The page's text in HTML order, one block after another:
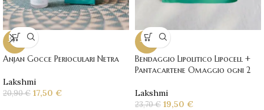
-16%
Anjan Gocce Perioculari Netra
Lakshmi
20,90€ 17,50 €
-18%
Bendaggio Lipolitico Lipocell +
Pantacartene Omaggio ogni 2
Lakshmi
23,70€ 19,50 €